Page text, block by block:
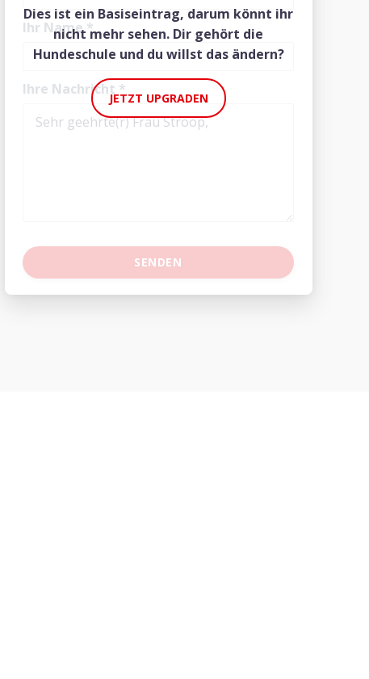
Dies ist ein Basiseintrag, darum könnt ihr
nicht mehr sehen. Dir gehört die
Hundeschule und du willst das ändern?
JETZT UPGRADEN
Ihr Name*
Ihre Nachricht *